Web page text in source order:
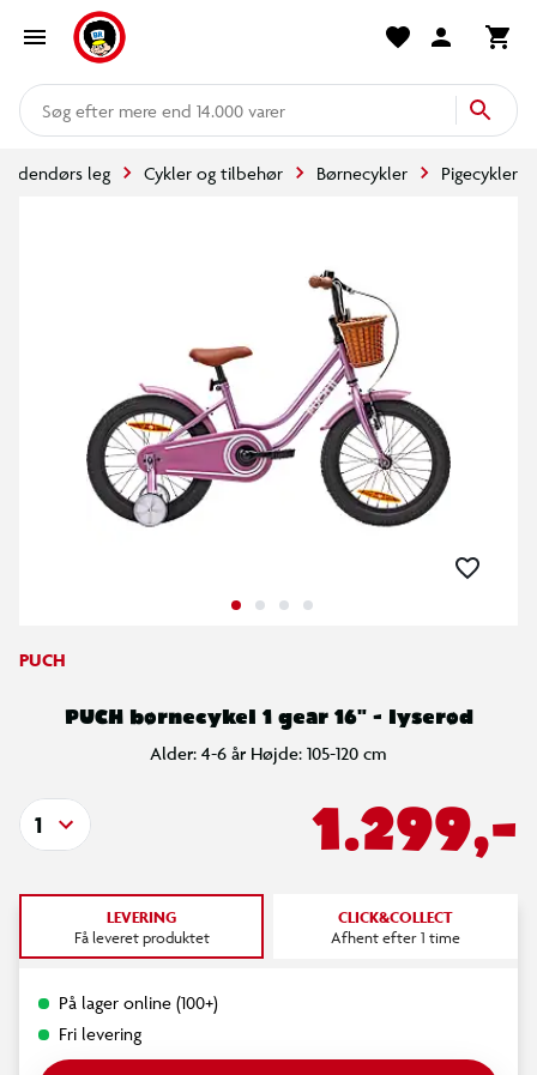
mere end 14.000 varer
Udendørs leg Cykler og tilbehør Børnecykler Pigecykler
PUCH
PUCH børnecykel 1 gear 16" - lyserød
Alder: 4-6 år Højde: 105-120 cm
1.299,-
1
LEVERING
Få leveret produktet
CLICK&COLLECT
Afhent efter 1 time
På lager online (100+)
Fri levering